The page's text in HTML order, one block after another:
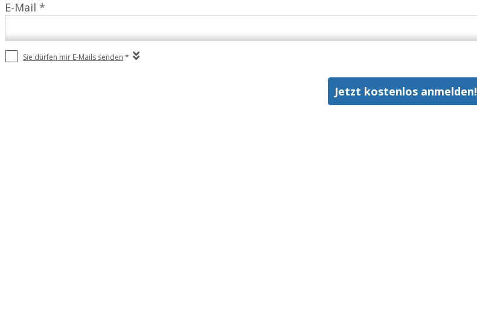
E-Mail *
Sie dürfen mir E-Mails senden *
Jetzt kostenlos anmelden!